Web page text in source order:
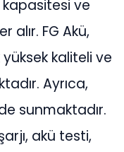
ve
alır. FG Akü,
kaliteli ve
Ayrıca,
sunmaktadır.
akü testi,